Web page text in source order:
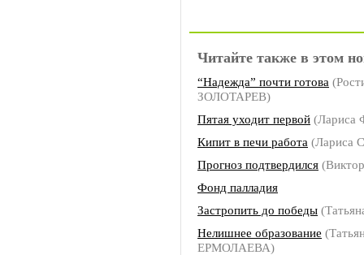
Читайте также в этом
“Надежда” почти готова
ЗОЛОТАРЕВ)
Пятая уходит первой
Кипит в печи работа (Лариса
Прогноз подтвердился
Фонд палладия
Застропить до победы
Нелишнее образование
ЕРМОЛАЕВА)